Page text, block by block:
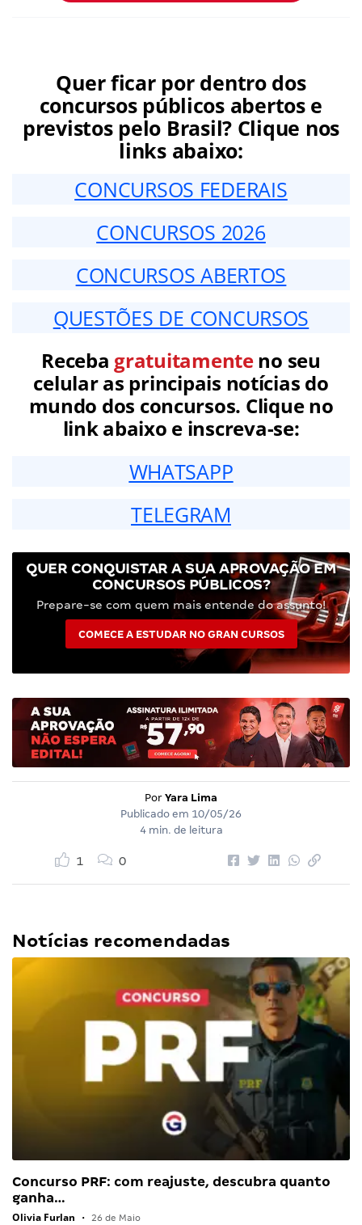
Quer ficar por dentro dos
concursos públicos abertos e
previstos pelo Brasil? Clique nos
links abaixo:
CONCURSOS FEDERAIS
CONCURSOS 2026
CONCURSOS ABERTOS
QUESTÕES DE CONCURSOS
Receba gratuitamenteno seu
celular as principais notícias do
mundo dos concursos. Clique no
link abaixo e inscreva-se:
WHATSAPP
TELEGRAM
QUER CONQUISTAR A SUA APROVAÇÃO EM
CONCURSOS PÚBLICOS?
Prepare-se com quem mais entende do assunto!
COMECE A ESTUDAR NO GRAN CURSOS
Por Yara Lima
Publicado em 10/05/26
4 min. de leitura
1 0
Notícias recomendadas
Concurso PRF: com reajuste, descubra quanto
ganha…
Olivia Furlan • 26 de Maio